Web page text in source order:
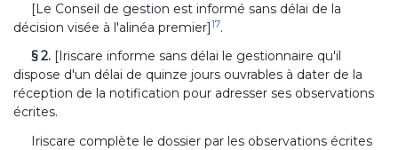
[Le Conseil de gestion est informé sans délai de la
décision visée à l'alinéa premier]17.
§ 2. [Iriscare informe sans délai le gestionnaire qu'il
dispose d'un délai de quinze jours ouvrables à dater de la
réception de la notification pour adresser ses observations
écrites.
Iriscare complète le dossier par les observations écrites